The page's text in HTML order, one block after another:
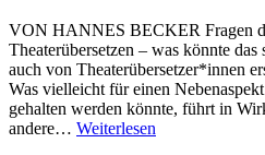
VON HANNES BECKER Fragen
Theaterübersetzen – was könnte
auch von Theaterübersetzer*innen
Was vielleicht für einen
gehalten werden könnte, führt in
andere… Weiterlesen